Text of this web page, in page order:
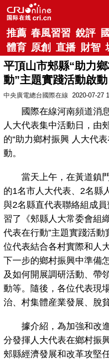
推薦 春風習習 銳評
體育 原創 直播 財智
平頂山市郟縣“助力
動”主題實踐活動啟動
中央廣電總台國際在線 2020-07-27
國際在線河南頻道消息
人大代表集中活動日，由
的“助力鄉村振興 人大代
動。
當天上午，在黃道鎮門
的1名市人大代表、2名縣
與2名縣直代表聯絡組成
習了《郟縣人大常委會組
代表在行動”主題實踐活
位代表結合各村實際和人
下一步的鄉村振興中準備
及如何開展調研活動、帶
動等。隨後，各位代表現
治、村集體産業發展、脫
據介紹，為加強和改進
分發揮人大代表在鄉村振
郟縣經濟發展和改革攻堅